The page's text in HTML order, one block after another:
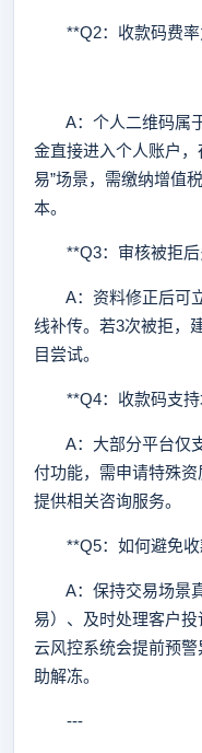
**Q2：收款码费率
A：个人二维码属于
金直接进入个人账户
易”场景，需缴纳增值
本。
**Q3：审核被拒后
A：资料修正后可立
线补传。若3次被拒，
目尝试。
**Q4：收款码支持
A：大部分平台仅支
付功能，需申请特殊
提供相关咨询服务。
**Q5：如何避免收
A：保持交易场景真
易）、及时处理客户
云风控系统会提前预
助解冻。
---